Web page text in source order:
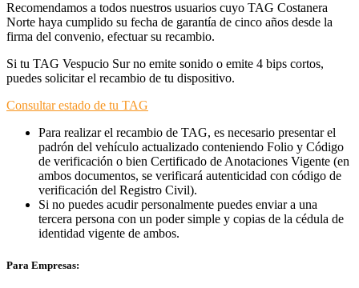
Recomendamos a todos nuestros usuarios cuyo TAG Costanera
Norte haya cumplido su fecha de garantía de cinco años desde la
firma del convenio, efectuar su recambio.
Si tu TAG Vespucio Sur no emite sonido o emite 4 bips cortos,
puedes solicitar el recambio de tu dispositivo.
Consultar estado de tu TAG
Para realizar el recambio de TAG, es necesario presentar el
padrón del vehículo actualizado conteniendo Folio y Código
de verificación o bien Certificado de Anotaciones Vigente (en
ambos documentos, se verificará autenticidad con código de
verificación del Registro Civil).
Si no puedes acudir personalmente puedes enviar a una
tercera persona con un poder simple y copias de la cédula de
identidad vigente de ambos.
Para Empresas: